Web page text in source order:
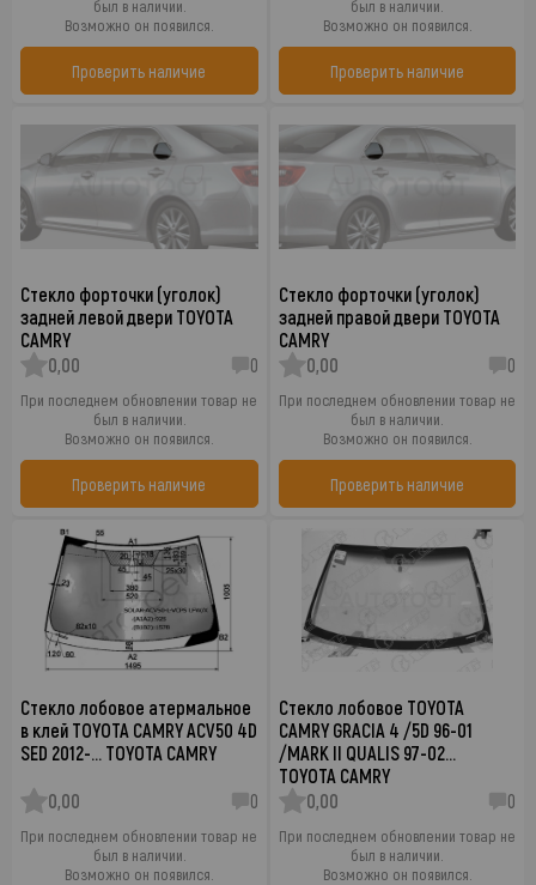
был в наличии.
Возможно он появился.
Проверить наличие
был в наличии.
Возможно он появился.
Проверить наличие
Стекло форточки (уголок)
задней левой двери TOYOTA
CAMRY
0,00
0
При последнем обновлении товар не
был в наличии.
Возможно он появился.
Проверить наличие
Стекло форточки (уголок)
задней правой двери TOYOTA
CAMRY
0,00
0
При последнем обновлении товар не
был в наличии.
Возможно он появился.
Проверить наличие
Стекло лобовое атермальное
в клей TOYOTA CAMRY ACV50 4D
SED 2012-… TOYOTA CAMRY
0,00 0
При последнем обновлении товар не
был в наличии.
Возможно он появился.
Стекло лобовое TOYOTA
CAMRY GRACIA 4 /5D 96-01
/MARK II QUALIS 97-02…
TOYOTA CAMRY
0,00
0
При последнем обновлении товар не
был в наличии.
Возможно он появился.